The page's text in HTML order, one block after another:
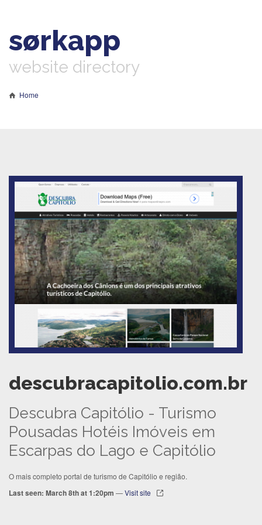
sørkapp
website directory
Home
descubracapitolio.com.br
Descubra Capitólio - Turismo
Pousadas Hotéis Imóveis em
Escarpas do Lago e Capitólio
O mais completo portal de turismo de Capitólio e região.
Last seen: March 8th at 1:20pm —Visit site